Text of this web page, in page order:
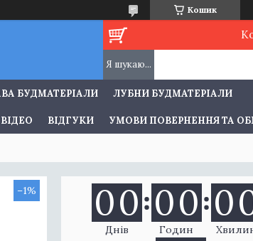
Кошик
БУДМАТЕРІАЛИ ЛУБНИ БУДМАТЕРІАЛИ
ВІДЕО ВІДГУКИ УМОВИ ПОВЕРНЕННЯ ТА
–1% 00
Днів
00
Годин
0